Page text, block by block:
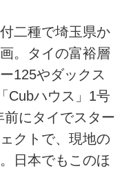
二種で埼玉県か
。タイの富裕層
125やダックス
Cubハウス」1号
前にタイでスター
クトで、現地の
日本でもこのほ